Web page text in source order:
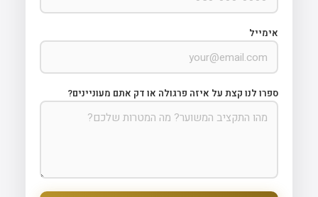
אימייל
ספרו לנו קצת על איזה פרגולה או דק אתם מעוניינים?